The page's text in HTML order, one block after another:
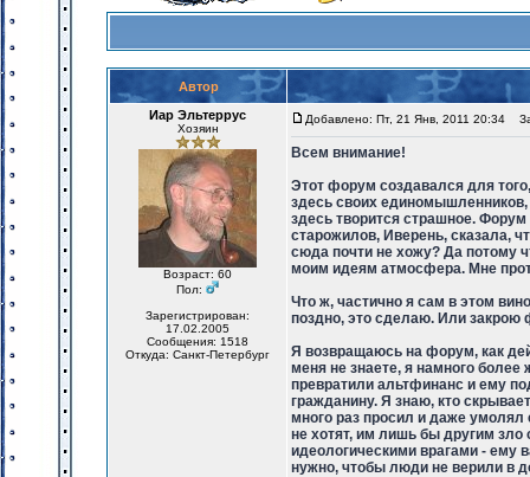
Автор
Иар Эльтеррус
Хозяин
Возраст: 60
Пол:
Зарегистрирован:
17.02.2005
Сообщения: 1518
Откуда: Санкт-Петербург
Добавлено: Пт, 21 Янв, 2011 20:34
Всем внимание!
Этот форум создавался для
здесь своих единомышленников,
здесь творится страшное.
старожилов, Иверень, сказала,
сюда почти не хожу? Да потому
моим идеям атмосфера. Мне
Что ж, частично я сам в этом
поздно, это сделаю. Или закрою
Я возвращаюсь на форум, как
меня не знаете, я намного
превратили альтфинанс и ему
гражданину. Я знаю, кто
много раз просил и даже умолял
не хотят, им лишь бы другим
идеологическими врагами - ему
нужно, чтобы люди не верили в